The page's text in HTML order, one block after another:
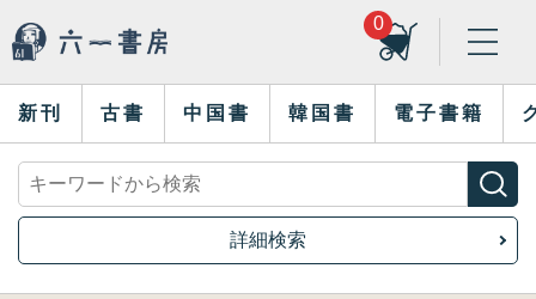
0
新刊 古書 中国書 韓国書 電子書籍
詳細検索